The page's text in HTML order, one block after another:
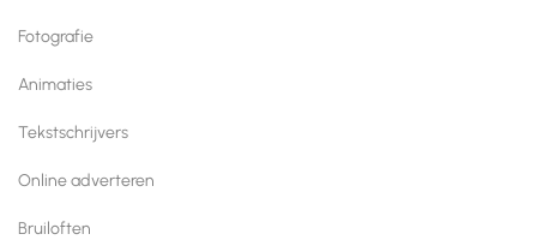
Fotografie
Animaties
Tekstschrijvers
Online adverteren
Bruiloften